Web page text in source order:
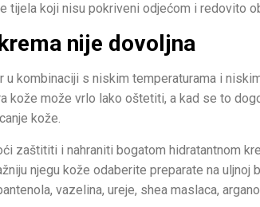
tijela koji nisu pokriveni odjećom i redovito
nije dovoljna
u kombinaciji s niskim temperaturama i
kože može vrlo lako oštetiti, a kad se to
kože.
zaštititi i nahraniti bogatom hidratantnom
njegu kože odaberite preparate na uljnoj
vazelina, ureje, shea maslaca,